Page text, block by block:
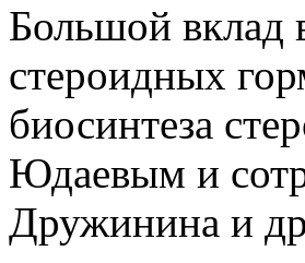
Большой вклад
стероидных
биосинтеза
Юдаевым и
Дружинина и